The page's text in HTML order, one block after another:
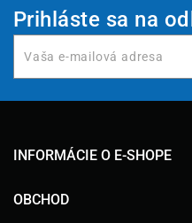
Prihláste sa na
INFORMÁCIE O E-SHOPE
OBCHOD